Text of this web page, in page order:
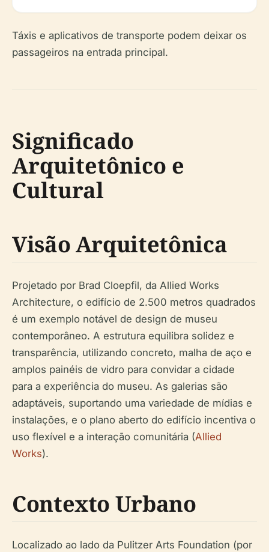
Táxis e aplicativos de transporte podem deixar os
passageiros na entrada principal.
Significado
Arquitetônico e
Cultural
Visão Arquitetônica
Projetado por Brad Cloepfil, da Allied Works
Architecture, o edifício de 2.500 metros quadrados
é um exemplo notável de design de museu
contemporâneo. A estrutura equilibra solidez e
transparência, utilizando concreto, malha de aço e
amplos painéis de vidro para convidar a cidade
para a experiência do museu. As galerias são
adaptáveis, suportando uma variedade de mídias e
instalações, e o plano aberto do edifício incentiva o
uso flexível e a interação comunitária (Allied
Works).
Contexto Urbano
Localizado ao lado da Pulitzer Arts Foundation (por